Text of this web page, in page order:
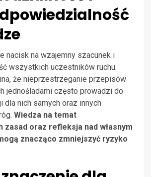
nacisk na wzajemny szacunek i
wszystkich uczestników ruchu.
że nieprzestrzeganie przepisów
jednośladami często prowadzi do
dla nich samych oraz innych
Wiedza na temat
zasad oraz refleksja nad własnym
znacząco zmniejszyć ryzyko